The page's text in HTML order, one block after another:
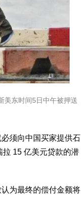
美东时间5日中午被押送
须向中国买家提供石
15 亿美元贷款的潜
为最终的偿付金额将